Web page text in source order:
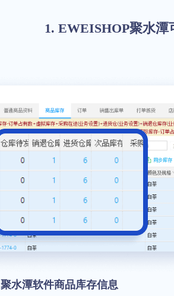
1. EWEISHOP聚水
聚水潭软件商品库存信息